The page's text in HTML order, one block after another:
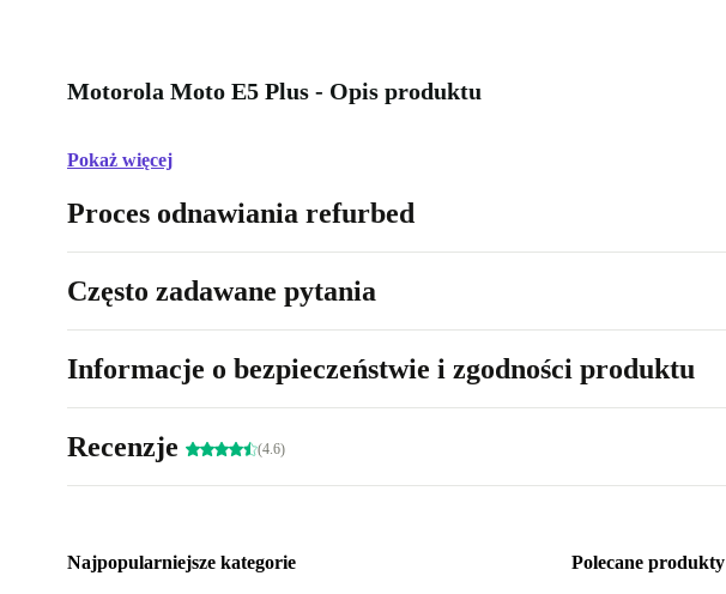
Motorola Moto E5 Plus - Opis produktu
Pokaż więcej
Proces odnawiania refurbed
Często zadawane pytania
Informacje o bezpieczeństwie i zgodności produktu
Recenzje (4.6)
Najpopularniejsze kategorie Polecane produkty